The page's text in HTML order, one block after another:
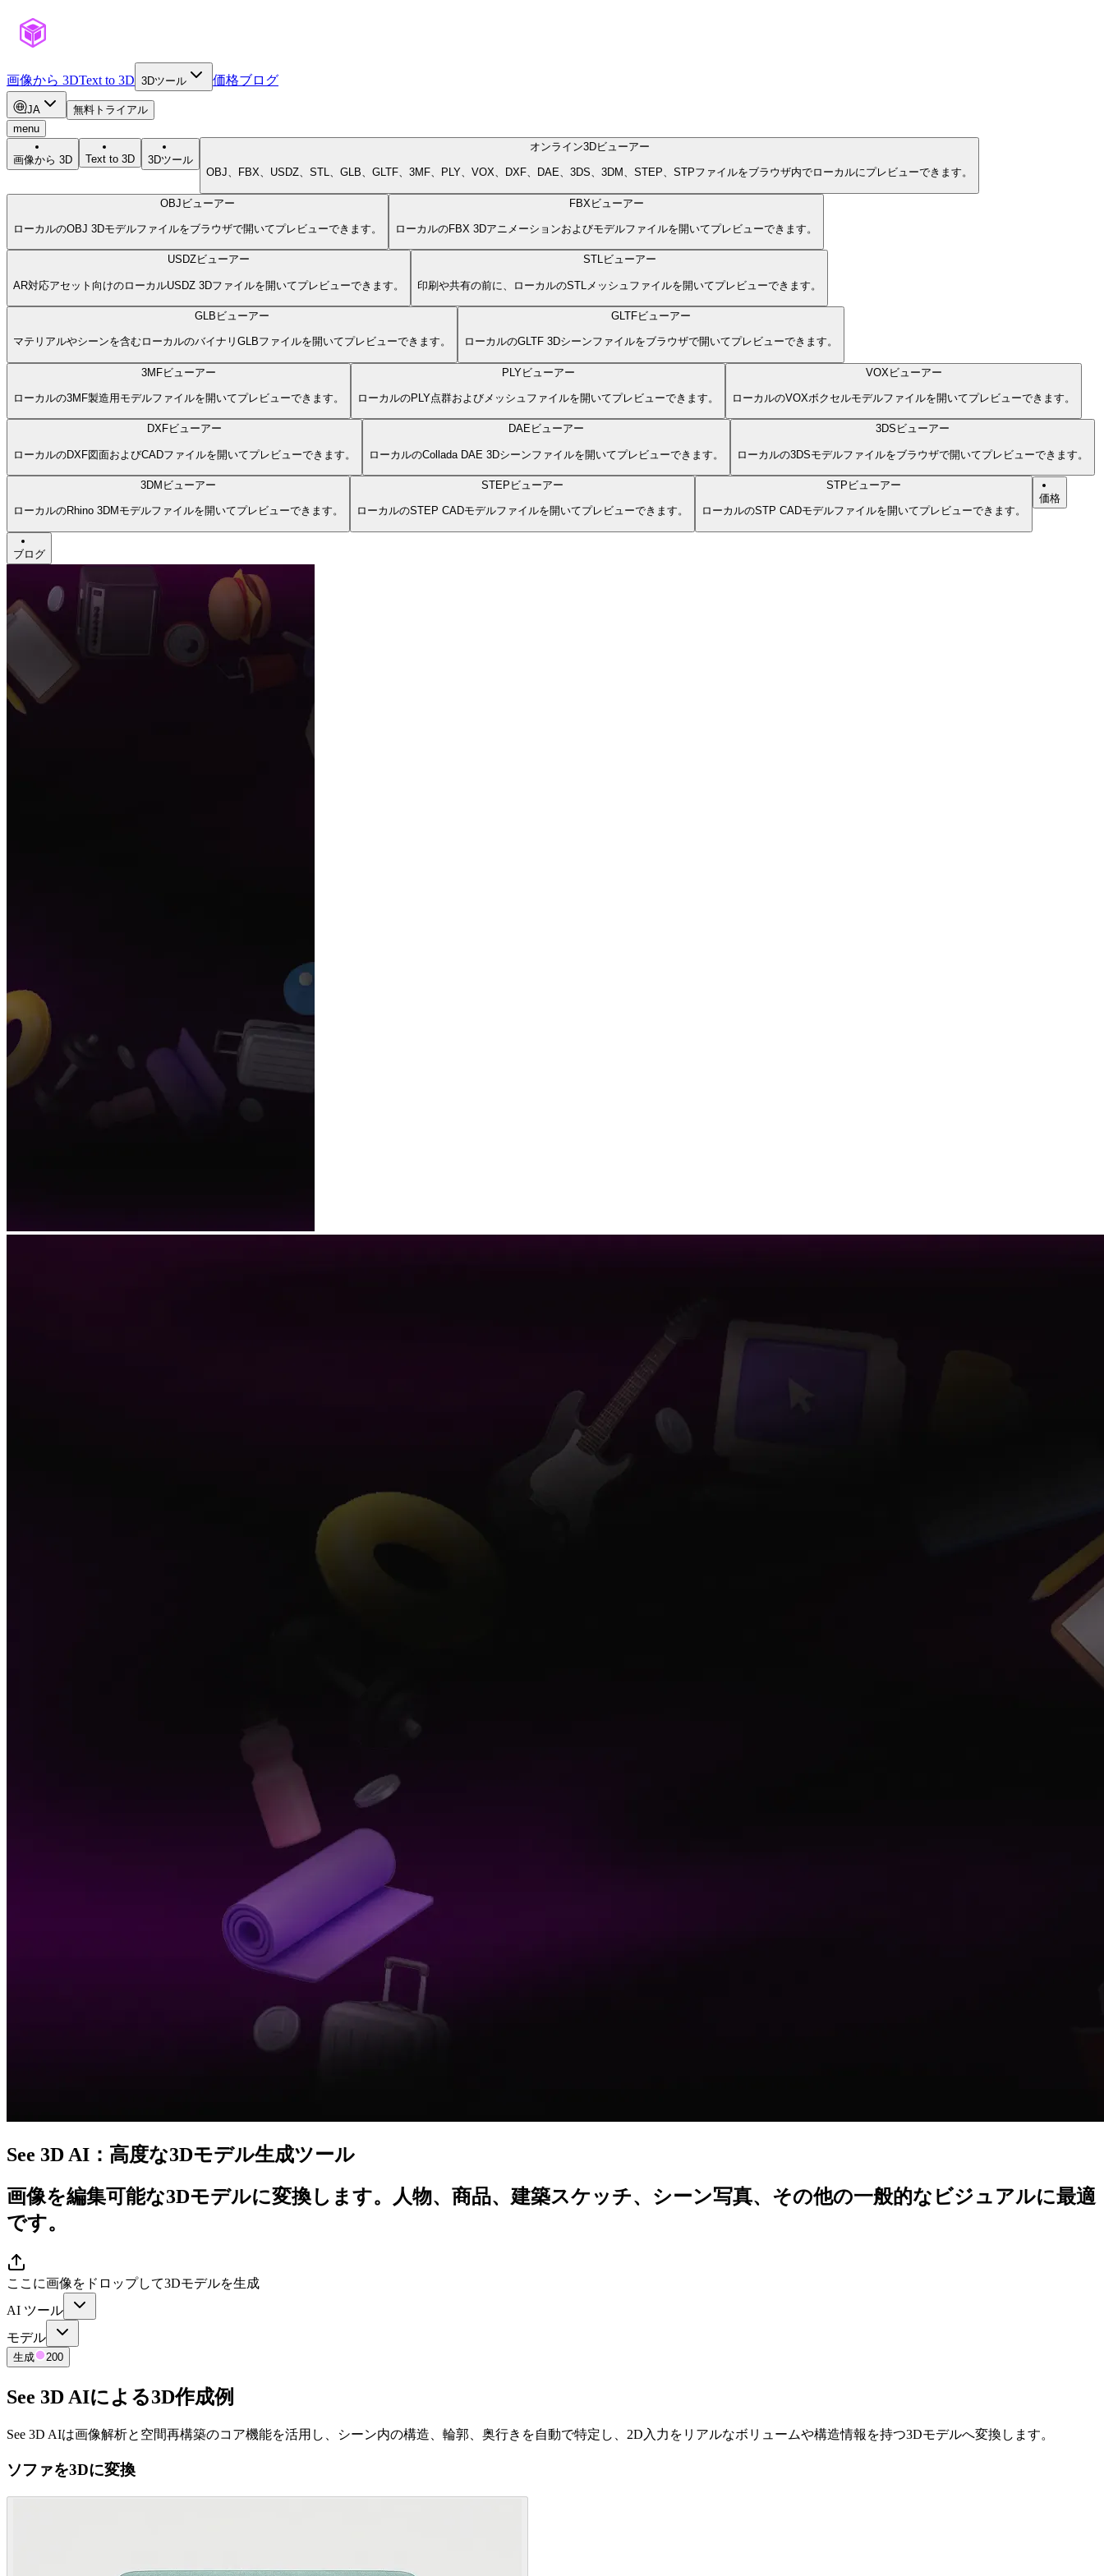
画像から 3DText to 3D 3Dツール 価格ブログ
JA
無料トライアル
menu
画像から 3D Text to 3D 3Dツール
オンライン3Dビューアー
OBJ、FBX、USDZ、STL、GLB、GLTF、3MF、PLY、VOX、DXF、DAE、3DS、3DM、STEP、STPファイルをブラウザ内でローカルにプレビューできます。
OBJビューアー
ローカルのOBJ 3Dモデルファイルをブラウザで開いてプレビューできます。
FBXビューアー
ローカルのFBX 3Dアニメーションおよびモデルファイルを開いてプレビューできます。
USDZビューアー
AR対応アセット向けのローカルUSDZ 3Dファイルを開いてプレビューできます。
STLビューアー
印刷や共有の前に、ローカルのSTLメッシュファイルを開いてプレビューできます。
GLBビューアー
マテリアルやシーンを含むローカルのバイナリGLBファイルを開いてプレビューできます。
GLTFビューアー
ローカルのGLTF 3Dシーンファイルをブラウザで開いてプレビューできます。
3MFビューアー
ローカルの3MF製造用モデルファイルを開いてプレビューできます。
PLYビューアー
ローカルのPLY点群およびメッシュファイルを開いてプレビューできます。
VOXビューアー
ローカルのVOXボクセルモデルファイルを開いてプレビューできます。
DXFビューアー
ローカルのDXF図面およびCADファイルを開いてプレビューできます。
DAEビューアー
ローカルのCollada DAE 3Dシーンファイルを開いてプレビューできます。
3DSビューアー
ローカルの3DSモデルファイルをブラウザで開いてプレビューできます。
3DMビューアー
ローカルのRhino 3DMモデルファイルを開いてプレビューできます。
STEPビューアー
ローカルのSTEP CADモデルファイルを開いてプレビューできます。
STPビューアー
ローカルのSTP CADモデルファイルを開いてプレビューできます。
価格
ブログ
See 3D AI：高度な3Dモデル生成ツール
画像を編集可能な3Dモデルに変換します。人物、商品、建築スケッチ、シーン写真、その他の一般的なビジュアルに最適
です。
ここに画像をドロップして3Dモデルを生成
AI ツール
モデル
生成 200
See 3D AIによる3D作成例
See 3D AIは画像解析と空間再構築のコア機能を活用し、シーン内の構造、輪郭、奥行きを自動で特定し、2D入力をリアルなボリュームや構造情報を持つ3Dモデルへ変換します。
ソファを3Dに変換